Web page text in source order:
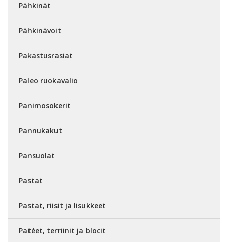
Pähkinät
Pähkinävoit
Pakastusrasiat
Paleo ruokavalio
Panimosokerit
Pannukakut
Pansuolat
Pastat
Pastat, riisit ja lisukkeet
Patéet, terriinit ja blocit